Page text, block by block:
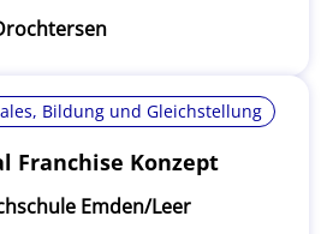
Bildung und Gleichstellung
Franchise Konzept
Emden/Leer